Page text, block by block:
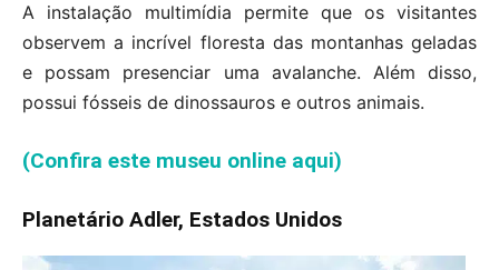
A instalação multimídia permite que os visitantes
observem a incrível floresta das montanhas geladas
e possam presenciar uma avalanche. Além disso,
possui fósseis de dinossauros e outros animais.
(Confira este museu online aqui)
Planetário Adler, Estados Unidos